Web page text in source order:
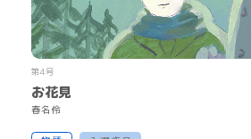
第4号
お花見
春名伶